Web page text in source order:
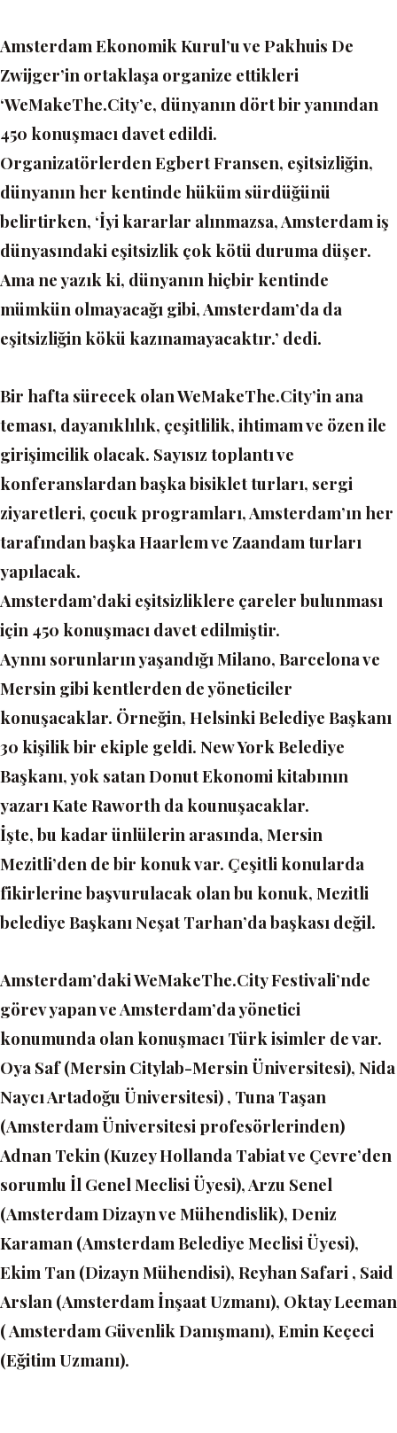
Amsterdam Ekonomik Kurul’u ve Pakhuis De
Zwijger’in ortaklaşa organize ettikleri
‘WeMakeThe.City’e, dünyanın dört bir yanından
450 konuşmacı davet edildi.
Organizatörlerden Egbert Fransen, eşitsizliğin,
dünyanın her kentinde hüküm sürdüğünü
belirtirken, ‘İyi kararlar alınmazsa, Amsterdam iş
dünyasındaki eşitsizlik çok kötü duruma düşer.
Ama ne yazık ki, dünyanın hiçbir kentinde
mümkün olmayacağı gibi, Amsterdam’da da
eşitsizliğin kökü kazınamayacaktır.’ dedi.
Bir hafta sürecek olan WeMakeThe.City’in ana
teması, dayanıklılık, çeşitlilik, ihtimam ve özen ile
girişimcilik olacak. Sayısız toplantı ve
konferanslardan başka bisiklet turları, sergi
ziyaretleri, çocuk programları, Amsterdam’ın her
tarafından başka Haarlem ve Zaandam turları
yapılacak.
Amsterdam’daki eşitsizliklere çareler bulunması
için 450 konuşmacı davet edilmiştir.
Aynnı sorunların yaşandığı Milano, Barcelona ve
Mersin gibi kentlerden de yöneticiler
konuşacaklar. Örneğin, Helsinki Belediye Başkanı
30 kişilik bir ekiple geldi. New York Belediye
Başkanı, yok satan Donut Ekonomi kitabının
yazarı Kate Raworth da kounuşacaklar.
İşte, bu kadar ünlülerin arasında, Mersin
Mezitli’den de bir konuk var. Çeşitli konularda
fikirlerine başvurulacak olan bu konuk, Mezitli
belediye Başkanı Neşat Tarhan’da başkası değil.
Amsterdam’daki WeMakeThe.City Festivali’nde
görev yapan ve Amsterdam’da yönetici
konumunda olan konuşmacı Türk isimler de var.
Oya Saf (Mersin Citylab-Mersin Üniversitesi), Nida
Naycı Artadoğu Üniversitesi) , Tuna Taşan
(Amsterdam Üniversitesi profesörlerinden)
Adnan Tekin (Kuzey Hollanda Tabiat ve Çevre’den
sorumlu İl Genel Meclisi Üyesi), Arzu Senel
(Amsterdam Dizayn ve Mühendislik), Deniz
Karaman (Amsterdam Belediye Meclisi Üyesi),
Ekim Tan (Dizayn Mühendisi), Reyhan Safari , Said
Arslan (Amsterdam İnşaat Uzmanı), Oktay Leeman
( Amsterdam Güvenlik Danışmanı), Emin Keçeci
(Eğitim Uzmanı).